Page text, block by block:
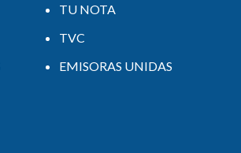
TU NOTA
TVC
EMISORAS UNIDAS